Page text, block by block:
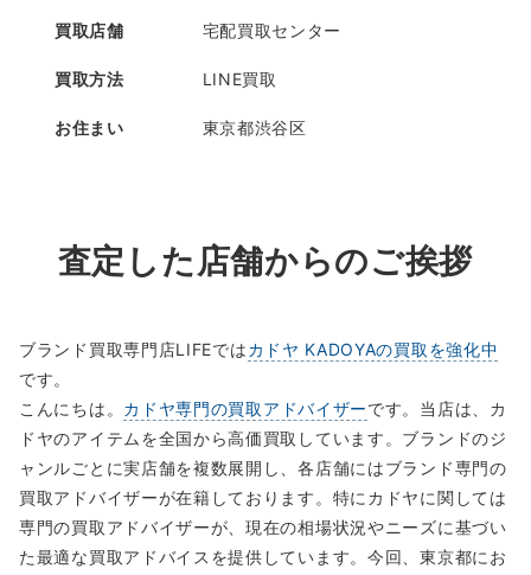
買取店舗 宅配買取センター
買取方法 LINE買取
お住まい 東京都渋谷区
査定した店舗からのご挨拶
ブランド買取専門店LIFEではカドヤ KADOYAの買取を強化中
です。
こんにちは。 カドヤ専門の買取アドバイザーです。当店は、カ
ドヤのアイテムを全国から高価買取しています。ブランドのジ
ャンルごとに実店舗を複数展開し、各店舗にはブランド専門の
買取アドバイザーが在籍しております。特にカドヤに関しては
専門の買取アドバイザーが、現在の相場状況やニーズに基づい
た最適な買取アドバイスを提供しています。今回、東京都にお